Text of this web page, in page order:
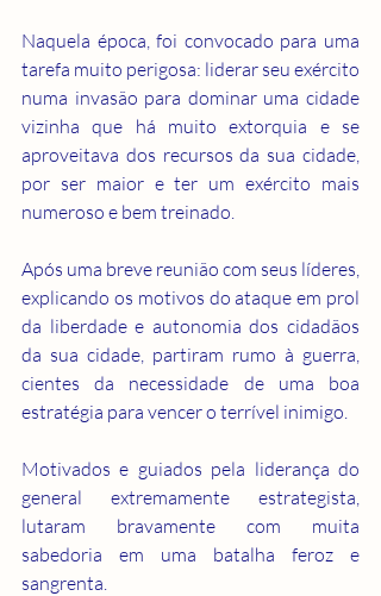
Naquela época, foi convocado para uma
tarefa muito perigosa: liderar seu exército
numa invasão para dominar uma cidade
vizinha que há muito extorquia e se
aproveitava dos recursos da sua cidade,
por ser maior e ter um exército mais
numeroso e bem treinado.
Após uma breve reunião com seus líderes,
explicando os motivos do ataque em prol
da liberdade e autonomia dos cidadãos
da sua cidade, partiram rumo à guerra,
cientes da necessidade de uma boa
estratégia para vencer o terrível inimigo.
Motivados e guiados pela liderança do
general extremamente estrategista,
lutaram bravamente com muita
sabedoria em uma batalha feroz e
sangrenta.